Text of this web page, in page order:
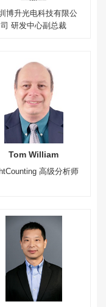
博升光电科技有限公
司 研发中心副总裁
Tom William
高级分析师